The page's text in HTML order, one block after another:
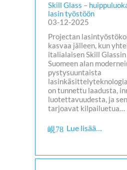
Skill Glass –
lasin työstöön
03-12-2025
Projectan
kasvaa jälleen, kun
italialaisen Skill
Suomeen alan
pystysuuntaista
on tunnettu laadusta,
luotettavuudesta, ja
tarjoavat kilpailuetua…
Lue lisää…